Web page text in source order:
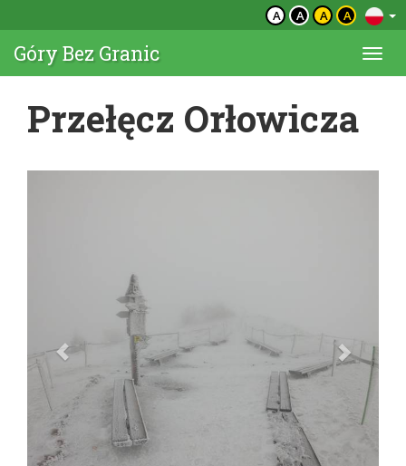
A A A A
Góry Bez Granic
Przełęcz Orłowicza